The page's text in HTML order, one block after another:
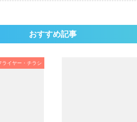
おすすめ記事
ライヤー・チラシ